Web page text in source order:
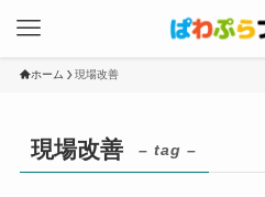
ホーム 現場改善
現場改善 – tag –